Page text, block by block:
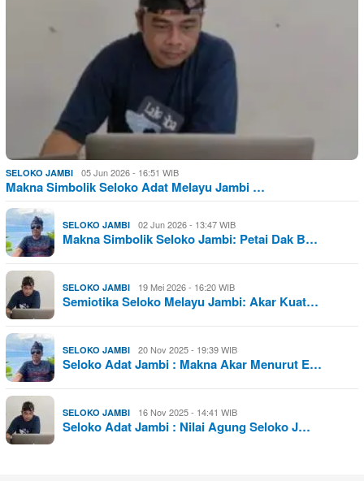
SELOKO JAMBI 05 Jun 2026 - 16:51 WIB
Makna Simbolik Seloko Adat Melayu Jambi …
SELOKO JAMBI 02 Jun 2026 - 13:47 WIB
Makna Simbolik Seloko Jambi: Petai Dak B…
SELOKO JAMBI 19 Mei 2026 - 16:20 WIB
Semiotika Seloko Melayu Jambi: Akar Kuat…
SELOKO JAMBI 20 Nov 2025 - 19:39 WIB
Seloko Adat Jambi : Makna Akar Menurut E…
SELOKO JAMBI 16 Nov 2025 - 14:41 WIB
Seloko Adat Jambi : Nilai Agung Seloko J…